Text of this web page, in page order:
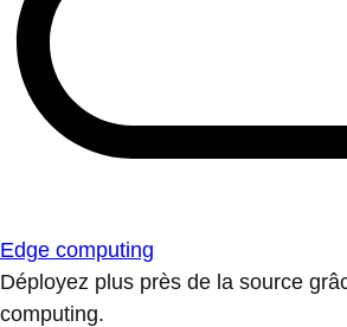
Edge computing
Déployez plus près de la source
computing.